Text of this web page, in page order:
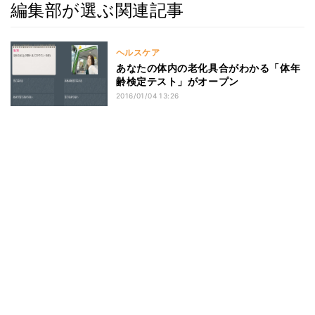
編集部が選ぶ関連記事
ヘルスケア
あなたの体内の老化具合がわかる「体年
齢検定テスト」がオープン
2016/01/04 13:26